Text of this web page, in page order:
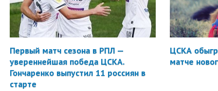
Первый матч сезона в РПЛ —
увереннейшая победа ЦСКА.
Гончаренко выпустил 11 россиян в
старте
ЦСКА
матче